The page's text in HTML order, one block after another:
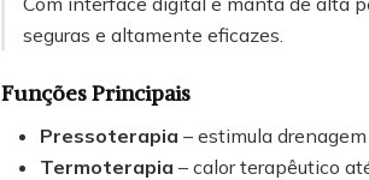
seguras e altamente eficazes.
Funções Principais
Pressoterapia – estimula
Termoterapia – calor terapêutico